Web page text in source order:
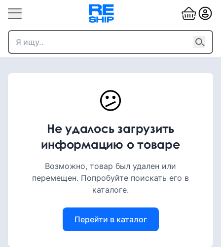
😕
Не удалось загрузить
информацию о товаре
Возможно, товар был удален или
перемещен. Попробуйте поискать его в
каталоге.
Перейти в каталог